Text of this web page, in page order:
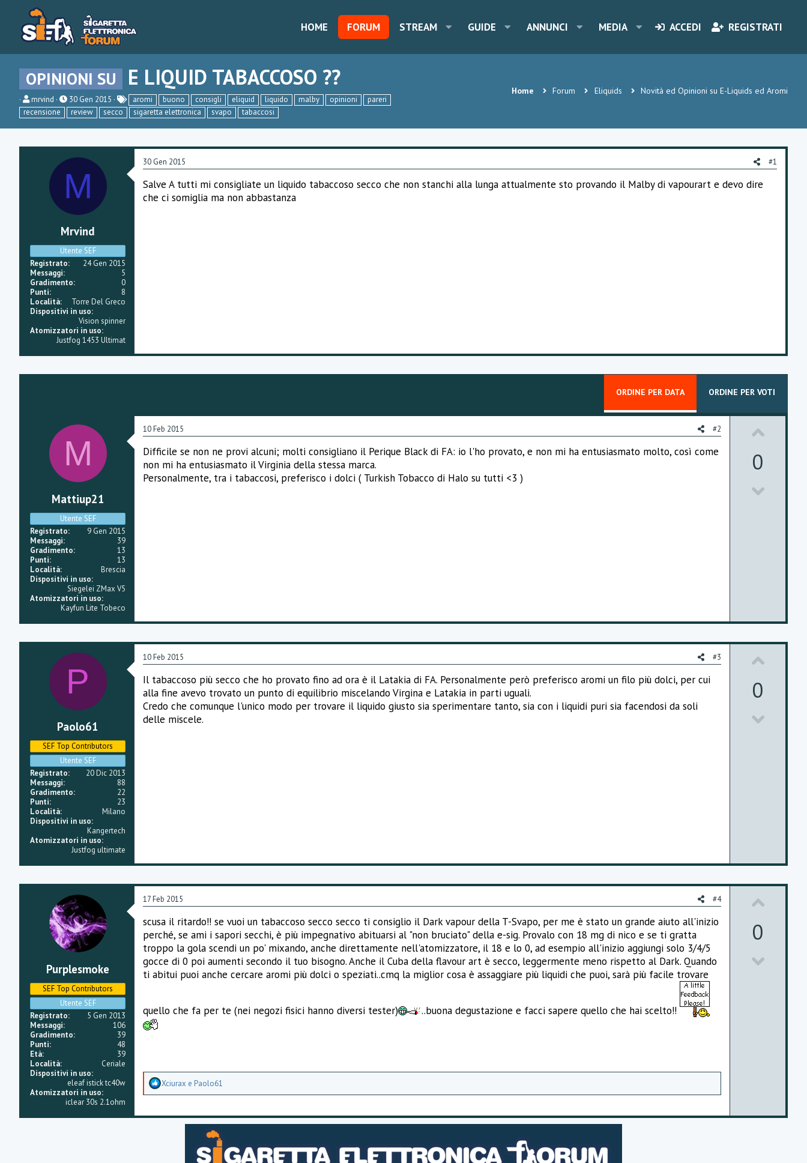
HOME FORUM STREAM GUIDE ANNUNCI MEDIA ACCEDI REGISTRATI
OPINIONI SU E LIQUID TABACCOSO ??
C
r
e
a
o
n
e
mrvind
D
a
t
a
i
i
z
30 Gen 2015 aromi buono consigli eliquid liquido malby opinioni
pareri
recensione
review secco sigaretta elettronica svapo tabaccosi
Home Forum Eliquids Novità ed Opinioni su E-Liquids ed Aromi
M
Mrvind
Utente SEF
Registrato
24 Gen 2015
Messaggi
5
Gradimento
0
Punti
8
Località
Torre Del Greco
Dispositivi in uso
Vision spinner
Atomizzatori in uso
Justfog 1453 Ultimat
30 Gen 2015 #1
Salve A tutti mi consigliate un liquido tabaccoso secco che non stanchi alla lunga attualmente sto provando il Malby di vapourart e devo dire
che ci somiglia ma non abbastanza
ORDINE PER DATA ORDINE PER VOTI
M
Mattiup21
Utente SEF
Registrato
9 Gen 2015
Messaggi
39
Gradimento
13
Punti
13
Località
Brescia
Dispositivi in uso
Siegelei ZMax V5
Atomizzatori in uso
Kayfun Lite Tobeco
10 Feb 2015 #2
Difficile se non ne provi alcuni; molti consigliano il Perique Black di FA: io l'ho provato, e non mi ha entusiasmato molto, così come
non mi ha entusiasmato il Virginia della stessa marca.
Personalmente, tra i tabaccosi, preferisco i dolci ( Turkish Tobacco di Halo su tutti <3 )
0
P
Paolo61
SEF Top Contributors
Utente SEF
Registrato
20 Dic 2013
Messaggi
88
Gradimento
22
Punti
23
Località
Milano
Dispositivi in uso
Kangertech
Atomizzatori in uso
Justfog ultimate
10 Feb 2015 #3
Il tabaccoso più secco che ho provato fino ad ora è il Latakia di FA. Personalmente però preferisco aromi un filo più dolci, per cui
alla fine avevo trovato un punto di equilibrio miscelando Virgina e Latakia in parti uguali.
Credo che comunque l'unico modo per trovare il liquido giusto sia sperimentare tanto, sia con i liquidi puri sia facendosi da soli
delle miscele.
0
e
Purplesmoke
SEF Top Contributors
Utente SEF
Registrato
5 Gen 2013
Messaggi
106
Gradimento
39
Punti
48
Età
39
Località
Ceriale
Dispositivi in uso
eleaf istick tc40w
Atomizzatori in uso
iclear 30s 2.1ohm
17 Feb 2015 #4
scusa il ritardo!! se vuoi un tabaccoso secco secco ti consiglio il Dark vapour della T-Svapo, per me è stato un grande aiuto all'inizio
perché, se ami i sapori secchi, è più impegnativo abituarsi al "non bruciato" della e-sig. Provalo con 18 mg di nico e se ti gratta
troppo la gola scendi un po' mixando, anche direttamente nell'atomizzatore, il 18 e lo 0, ad esempio all'inizio aggiungi solo 3/4/5
gocce di 0 poi aumenti secondo il tuo bisogno. Anche il Cuba della flavour art è secco, leggermente meno rispetto al Dark. Quando
ti abitui puoi anche cercare aromi più dolci o speziati..cmq la miglior cosa è assaggiare più liquidi che puoi, sarà più facile trovare
quello che fa per te (nei negozi fisici hanno diversi tester) ..buona degustazione e facci sapere quello che hai scelto!!
A
e
Xciurax e Paolo61
0